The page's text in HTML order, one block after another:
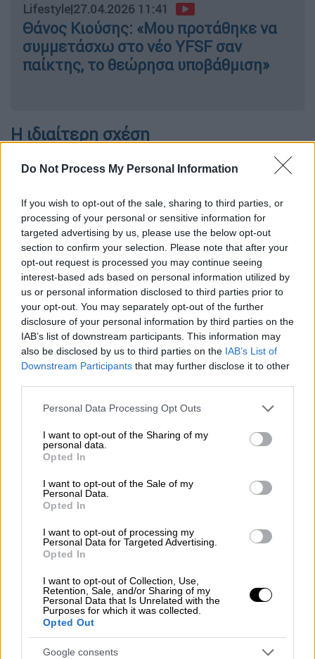
Do Not Process My Personal Information
If you wish to opt-out of the sale, sharing to third parties, or
processing of your personal or sensitive information for
targeted advertising by us, please use the below opt-out
section to confirm your selection. Please note that after your
opt-out request is processed you may continue seeing
interest-based ads based on personal information utilized by
us or personal information disclosed to third parties prior to
your opt-out. You may separately opt-out of the further
disclosure of your personal information by third parties on the
IAB’s list of downstream participants. This information may
also be disclosed by us to third parties on the IAB’s List of
Downstream Participants that may further disclose it to other
Please note that this website/app uses one or more Google
not limited to your visit or usage behaviour. You may click to
grant or deny consent to Google and its third-party tags to
use your data for below specified purposes in below Google
consent section.
Personal Data Processing Opt Outs
I want to opt-out of the Sharing of my
personal data.
Opted In
I want to opt-out of the Sale of my
Personal Data.
Opted In
I want to opt-out of processing my
Personal Data for Targeted Advertising.
Opted In
I want to opt-out of Collection, Use,
Retention, Sale, and/or Sharing of my
Personal Data that Is Unrelated with the
Purposes for which it was collected.
Opted Out
Google consents
Lifestyle|27.04.2026 11:41
Θάνος Κιούσης: «Μου προτάθηκε να
συμμετάσχω στο νέο YFSF σαν
παίκτης, το θεώρησα υποβάθμιση»
Η ιδιαίτερη σχέση
Η γνωστήηθοποιόςαναφέρθηκε αρχικά στην
τα τελευταία χρόνια, σημειώνοντας ότι δεν
έχει δεχθεί προτάσεις για δουλειά. «Έχω
πολύ καιρό να κάνω τηλεόραση, δεν έχω
καμία πρόταση.Λόγω της ενασχόλησής μου
με την πολιτική, οι παραγωγοί δεν με
πλησίαζαν για δουλειές. Τι να κάνουμε;
Υπάρχουν κι αυτά», είπε χαρακτηριστικά.
Στη συνέχεια, η Μαρία Κανελλοπούλου
μίλησε με ιδιαίτερη συγκίνηση για τη
συνεργασία της με την
Κάτια Δανδουλάκη
Μόνο η Κάτια Δανδουλάκη, και θα το πω
αυτό γιατί της το οφείλω… Δουλέψαμε μαζί
το 2011-2012, δύσκολα χρόνια, μνημόνια,
σεζόν της ζωής μου. Η Κάτια είναι κυρία με
ένα τεράστιο “Κ”!», ανέφερε.
Η ίδια περιέγραψε ένα περιστατικό από το
2012, κατά τη διάρκεια απεργιακών
«Είχε γίνει μια απεργία το 2012, λίγο πριν
ψηφιστεί το δεύτερο μνημόνιο και το
σωματείο μας αποφάσισε να κάνουμε
απεργία, διήμερη. Ε
μείς ήμασταν σε ένα